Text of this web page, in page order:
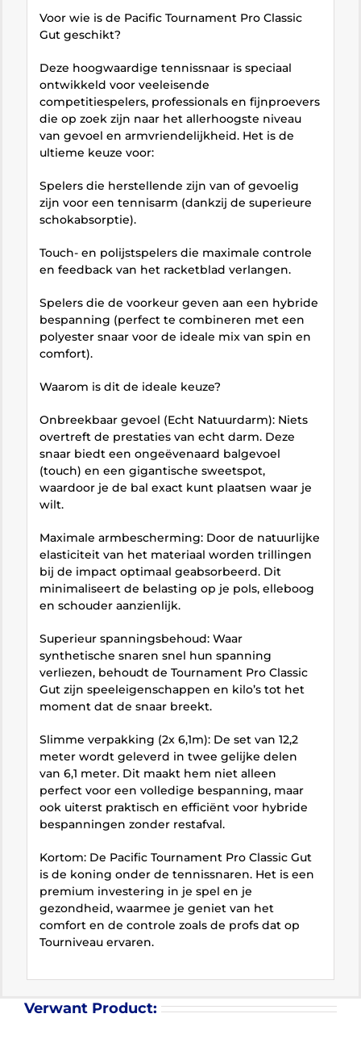
Voor wie is de Pacific Tournament Pro Classic
Gut geschikt?
Deze hoogwaardige tennissnaar is speciaal
ontwikkeld voor veeleisende
competitiespelers, professionals en fijnproevers
die op zoek zijn naar het allerhoogste niveau
van gevoel en armvriendelijkheid. Het is de
ultieme keuze voor:
Spelers die herstellende zijn van of gevoelig
zijn voor een tennisarm (dankzij de superieure
schokabsorptie).
Touch- en polijstspelers die maximale controle
en feedback van het racketblad verlangen.
Spelers die de voorkeur geven aan een hybride
bespanning (perfect te combineren met een
polyester snaar voor de ideale mix van spin en
comfort).
Waarom is dit de ideale keuze?
Onbreekbaar gevoel (Echt Natuurdarm): Niets
overtreft de prestaties van echt darm. Deze
snaar biedt een ongeëvenaard balgevoel
(touch) en een gigantische sweetspot,
waardoor je de bal exact kunt plaatsen waar je
wilt.
Maximale armbescherming: Door de natuurlijke
elasticiteit van het materiaal worden trillingen
bij de impact optimaal geabsorbeerd. Dit
minimaliseert de belasting op je pols, elleboog
en schouder aanzienlijk.
Superieur spanningsbehoud: Waar
synthetische snaren snel hun spanning
verliezen, behoudt de Tournament Pro Classic
Gut zijn speeleigenschappen en kilo’s tot het
moment dat de snaar breekt.
Slimme verpakking (2x 6,1m): De set van 12,2
meter wordt geleverd in twee gelijke delen
van 6,1 meter. Dit maakt hem niet alleen
perfect voor een volledige bespanning, maar
ook uiterst praktisch en efficiënt voor hybride
bespanningen zonder restafval.
Kortom: De Pacific Tournament Pro Classic Gut
is de koning onder de tennissnaren. Het is een
premium investering in je spel en je
gezondheid, waarmee je geniet van het
comfort en de controle zoals de profs dat op
Tourniveau ervaren.
Verwant Product: